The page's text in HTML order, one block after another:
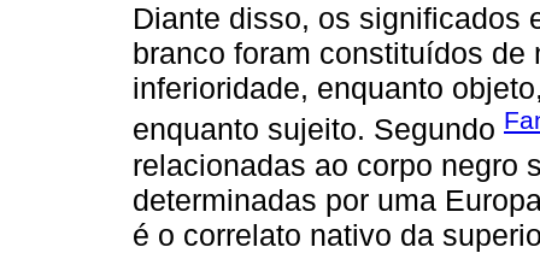
Diante disso, os significados
branco foram constituídos
inferioridade, enquanto
enquanto sujeito. Segundo
relacionadas ao corpo negro
determinadas por uma
é o correlato nativo da